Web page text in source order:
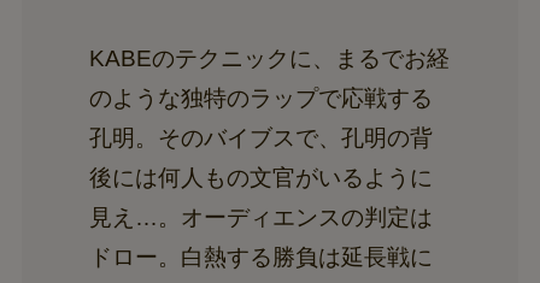
KABEのテクニックに、まるでお経
のような独特のラップで応戦する
孔明。そのバイブスで、孔明の背
後には何人もの文官がいるように
見え…。オーディエンスの判定は
ドロー。白熱する勝負は延長戦に